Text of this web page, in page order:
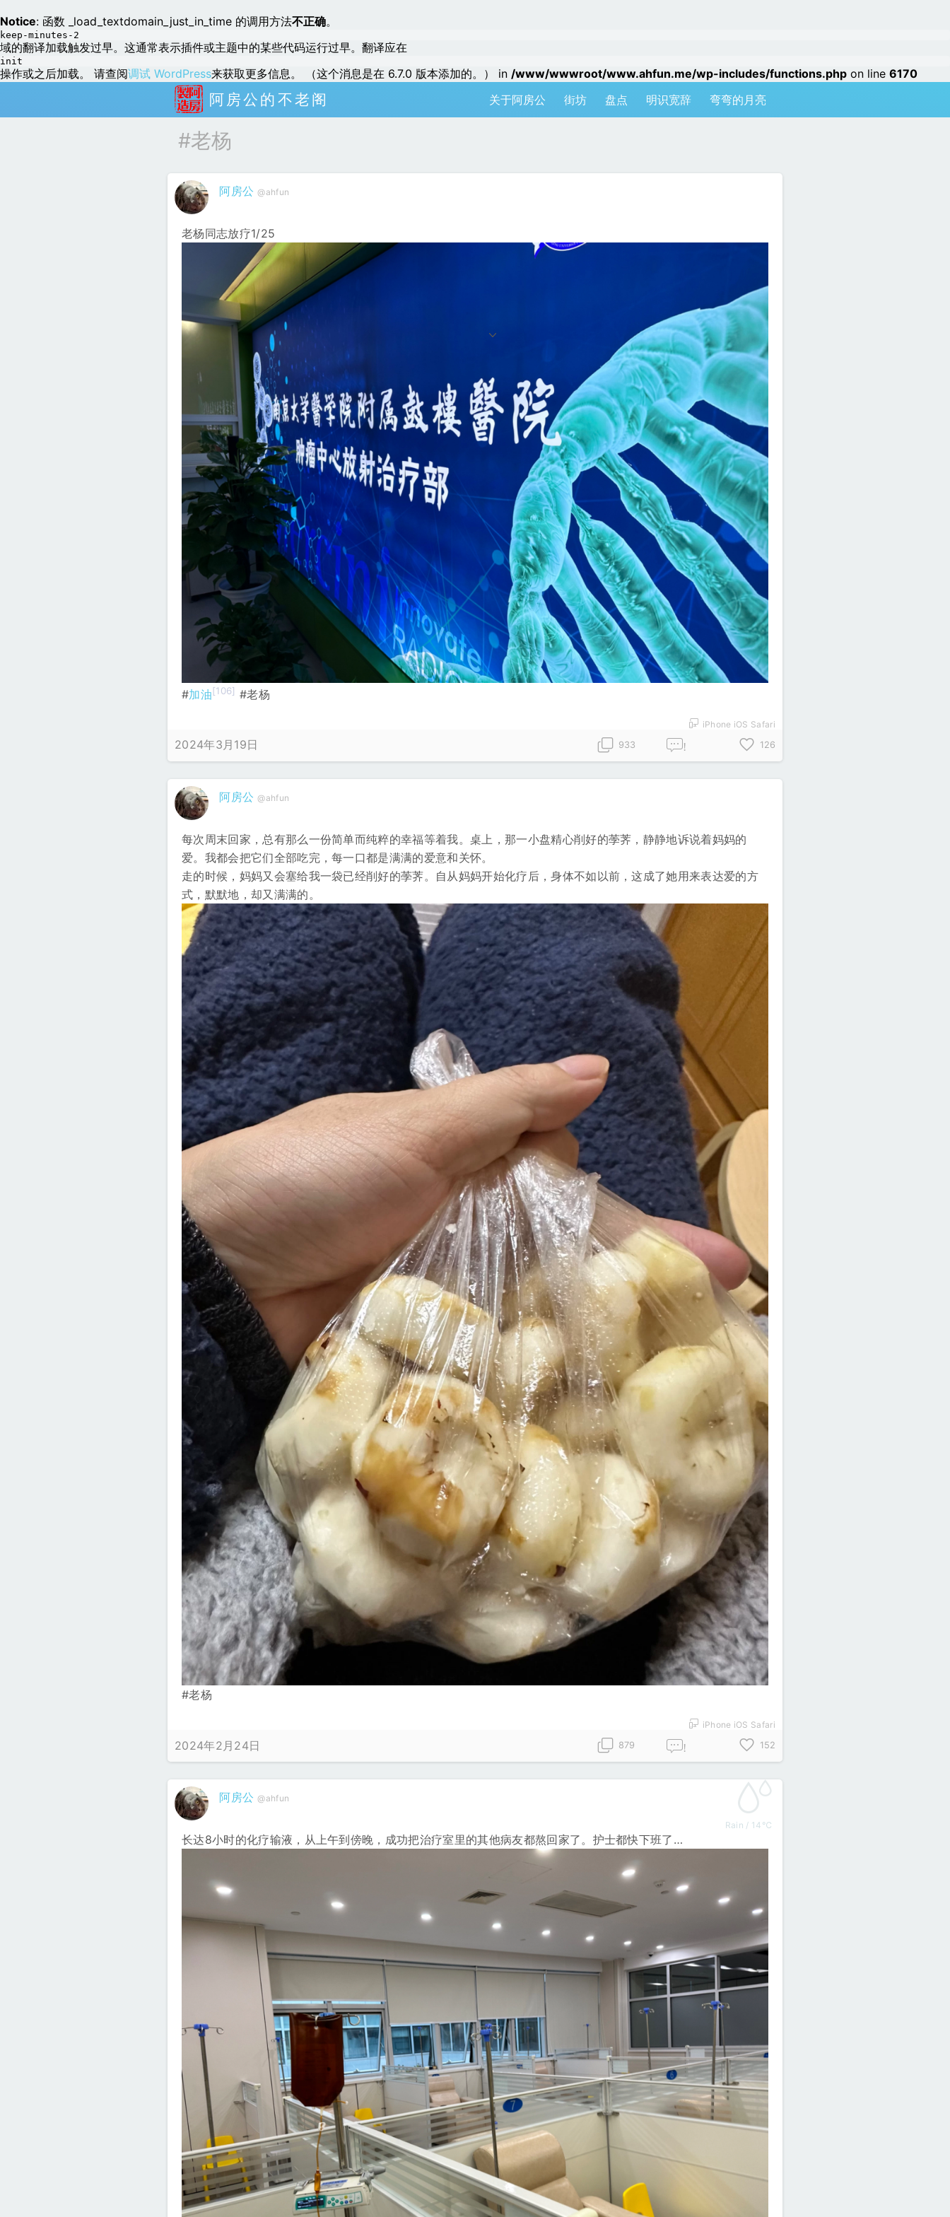
Notice: 函数 _load_textdomain_just_in_time 的调用方法不正确。
keep-minutes-2
域的翻译加载触发过早。这通常表示插件或主题中的某些代码运行过早。翻译应在
init
操作或之后加载。 请查阅调试 WordPress来获取更多信息。 （这个消息是在 6.7.0 版本添加的。） in /www/wwwroot/www.ahfun.me/wp-includes/functions.php on line 6170
阿房公的不老阁 关于阿房公 街坊 盘点 明识宽辞 弯弯的月亮
#老杨
阿房公 @ahfun
老杨同志放疗1/25
#加油[106] #老杨
iPhone iOS Safari
2024年3月19日 933 ! 126
阿房公 @ahfun
每次周末回家，总有那么一份简单而纯粹的幸福等着我。桌上，那一小盘精心削好的荸荠，静静地诉说着妈妈的
爱。我都会把它们全部吃完，每一口都是满满的爱意和关怀。
走的时候，妈妈又会塞给我一袋已经削好的荸荠。自从妈妈开始化疗后，身体不如以前，这成了她用来表达爱的方
式，默默地，却又满满的。
#老杨
iPhone iOS Safari
2024年2月24日 879 ! 152
阿房公 @ahfun
Rain / 14℃
长达8小时的化疗输液，从上午到傍晚，成功把治疗室里的其他病友都熬回家了。护士都快下班了…